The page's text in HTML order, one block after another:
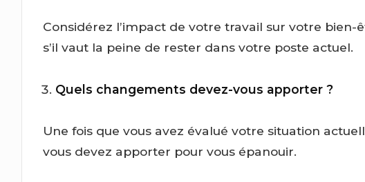
Considérez l’impact de votre travail sur votre
s’il vaut la peine de rester dans votre poste actuel.
Quels changements devez-vous apporter ?
Une fois que vous avez évalué votre situation
vous devez apporter pour vous épanouir.